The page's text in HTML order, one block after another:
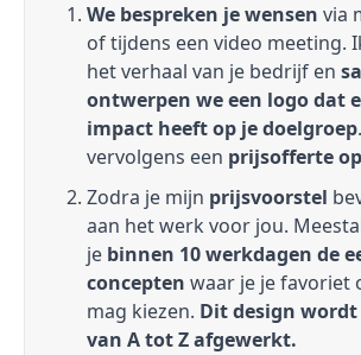
We bespreken je wensen via
of tijdens een video meeting.
het verhaal van je bedrijf en
ontwerpen we een logo dat
impact heeft op je doelgroep
vervolgens een prijsofferte
Zodra je mijn prijsvoorstel
aan het werk voor jou.
je binnen 10 werkdagen de
concepten waar je je favoriet
mag kiezen. Dit design
van A tot Z afgewerkt.